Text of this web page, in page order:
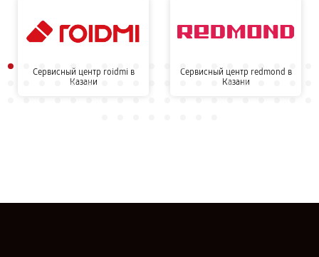
Сервисный центр roidmi в
Казани
Сервисный центр redmond в
Казани